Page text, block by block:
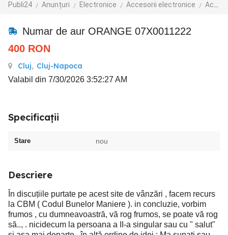
Publi24 Anunțuri Electronice Accesorii electronice Accesorii telefoane mobile
Numar de aur ORANGE 07X0011222
400 RON
Cluj, Cluj-Napoca
Valabil din 7/30/2026 3:52:27 AM
Specificații
Stare nou
Descriere
În discuțiile purtate pe acest site de vânzări , facem recurs
la CBM ( Codul Bunelor Maniere ). in concluzie, vorbim
frumos , cu dumneavoastră, vă rog frumos, se poate vă rog
să.., . nicidecum la persoana a II-a singular sau cu " salut"